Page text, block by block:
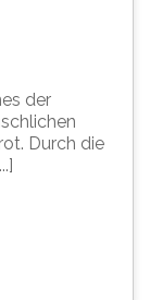
der
Durch die